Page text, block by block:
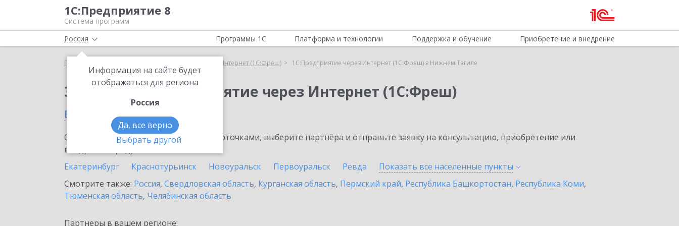
1С:Предприятие 8
Система программ
Россия
Информация на сайте будет
отображаться для региона
Россия
Да, все верно
Выбрать другой
Программы 1С Платформа и технологии Поддержка и обучение Приобретение и внедрение
Главная 1С:Предприятие через Интернет (1С:Фреш) 1С:Предприятие через Интернет (1С:Фреш) в Нижнем Тагиле
Заказать 1С:Предприятие через Интернет (1С:Фреш)
в Нижнем Тагиле
Ознакомьтесь с информационными карточками, выберите партнёра и отправьте заявку на консультацию, приобретение или
внедрение продукта.
Екатеринбург
Краснотурьинск Новоуральск Первоуральск Ревда Показать все населенные пункты
Смотрите также: Россия, Свердловская область, Курганская область, Пермский край, Республика Башкортостан, Республика Коми,
Тюменская область, Челябинская область
Партнеры в вашем регионе: